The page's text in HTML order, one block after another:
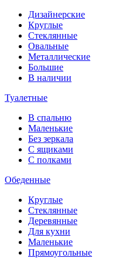
Дизайнерские
Круглые
Стеклянные
Овальные
Металлические
Большие
В наличии
Туалетные
В спальню
Маленькие
Без зеркала
С ящиками
С полками
Обеденные
Круглые
Стеклянные
Деревянные
Для кухни
Маленькие
Прямоугольные